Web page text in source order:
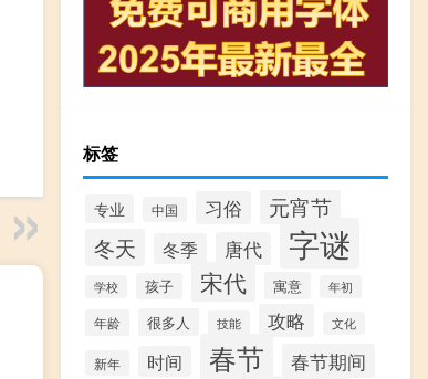
标签
专业 中国 习俗 元宵节
冬天 冬季 唐代 字谜
学校 孩子 宋代 寓意 年初
年龄 很多人 技能 攻略 文化
新年 时间 春节 春节期间